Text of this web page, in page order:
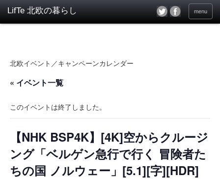
menu
北欧イベント／キャンペーンカレンダー
« イベント一覧
このイベントは終了しました。
【NHK BSP4K】[4K]空からクルージ
ング「ベルゲン急行で行く 冒険者た
ちの国 ノルウェー」[5.1][字][HDR]